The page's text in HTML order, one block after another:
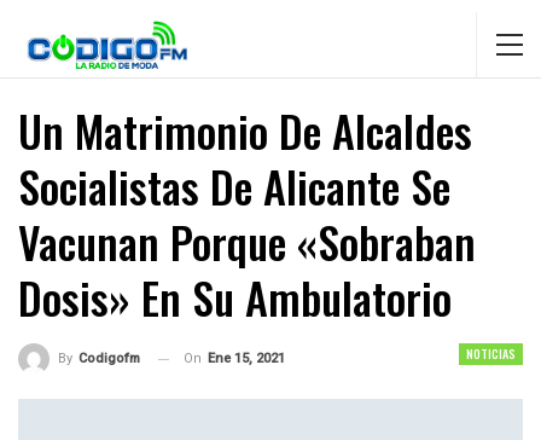
Un Matrimonio De Alcaldes
Socialistas De Alicante Se
Vacunan Porque «sobraban
Dosis» En Su Ambulatorio
NOTICIAS
By Codigofm On Ene 15, 2021